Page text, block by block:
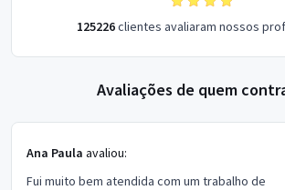
125226clientes avaliaram nossos
Avaliações de quem
Ana Paula avaliou:
Fui muito bem atendida com um trabalho de